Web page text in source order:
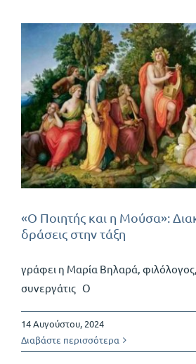
«Ο Ποιητής και η Μούσα»:
δράσεις στην τάξη
γράφει η Μαρία Βηλαρά,
συνεργάτις Ο
14 Αυγούστου, 2024
Διαβάστε περισσότερα